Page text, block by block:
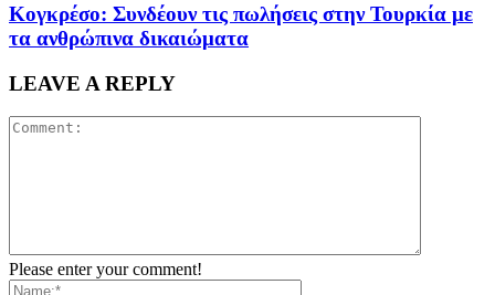
Κογκρέσο: Συνδέουν τις πωλήσεις στην Τουρκία με
τα ανθρώπινα δικαιώματα
LEAVE A REPLY
Please enter your comment!